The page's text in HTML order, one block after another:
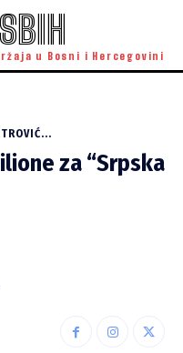
u Bosni i Hercegovini
za “Srpska